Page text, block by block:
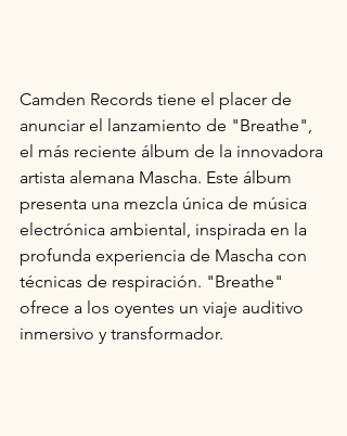
Camden Records tiene el placer de
anunciar el lanzamiento de "Breathe",
el más reciente álbum de la innovadora
artista alemana Mascha. Este álbum
presenta una mezcla única de música
electrónica ambiental, inspirada en la
profunda experiencia de Mascha con
técnicas de respiración. "Breathe"
ofrece a los oyentes un viaje auditivo
inmersivo y transformador.